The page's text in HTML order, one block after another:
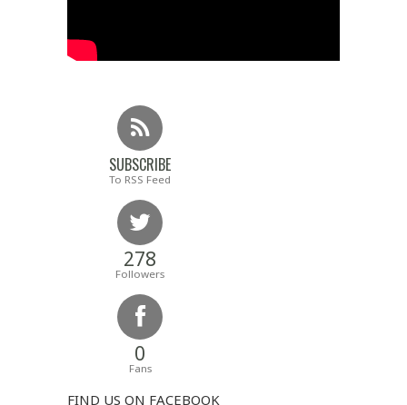
SUBSCRIBE
To RSS Feed
278
Followers
0
Fans
FIND US ON FACEBOOK